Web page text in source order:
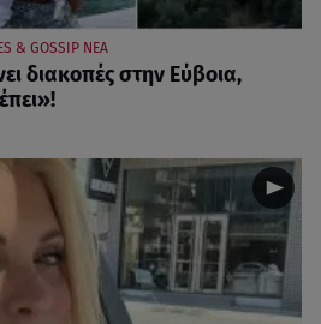
& GOSSIP ΝΕΑ
διακοπές στην Εύβοια,